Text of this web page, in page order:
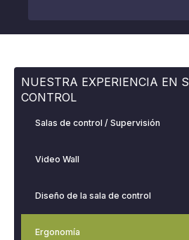
NUESTRA EXPERIENCIA EN
CONTROL
Salas de control / Supervisión
Video Wall
Diseño de la sala de control
Ergonomía